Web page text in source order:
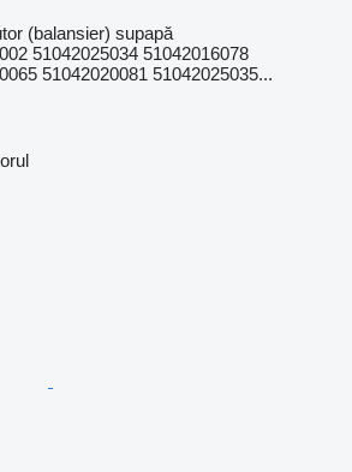
(balansier) supapă
51042025034 51042016078
51042020081 51042025035...